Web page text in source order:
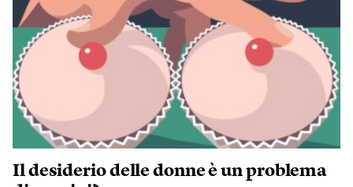
Il desiderio delle donne è un problema